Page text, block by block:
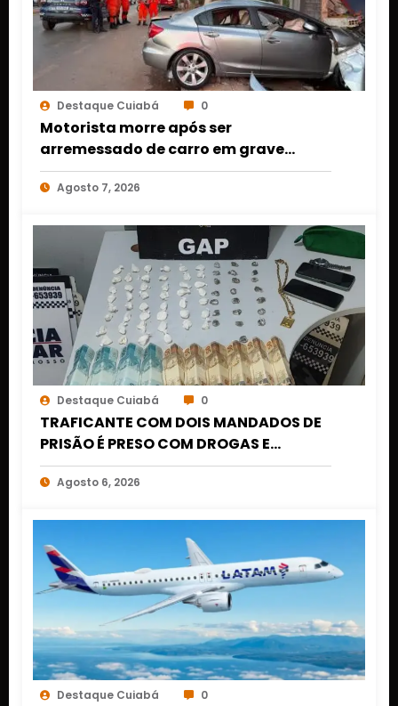
Destaque Cuiabá 0
Motorista morre após ser
arremessado de carro em grave
acidente em Várzea Grande
Agosto 7, 2026
Destaque Cuiabá 0
TRAFICANTE COM DOIS MANDADOS DE
PRISÃO É PRESO COM DROGAS E
DINHEIRO NO 1º DE MARÇO EM CUIABÁ
Agosto 6, 2026
Destaque Cuiabá 0